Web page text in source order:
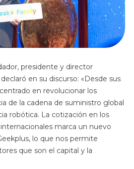
presidente y director
en su discurso: «Desde sus
en revolucionar los
de la cadena de suministro global
robótica. La cotización en los
marca un nuevo
lo que nos permite
que son el capital y la